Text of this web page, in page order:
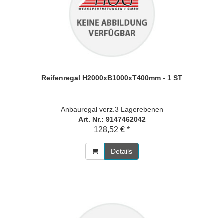
Reifenregal H2000xB1000xT400mm - 1 ST
Anbauregal verz.3 Lagerebenen
Art. Nr.: 9147462042
128,52 € *
Details